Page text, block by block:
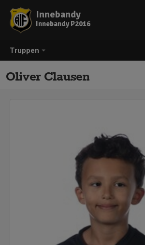
Truppen
Innebandy
Innebandy P2016
Oliver Clausen